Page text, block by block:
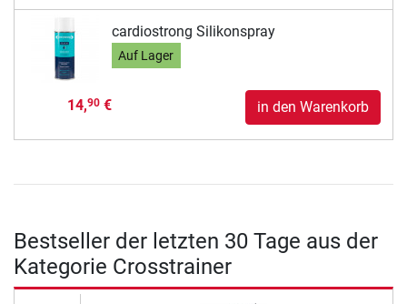
cardiostrong Silikonspray
Auf Lager
14,90€ in den Warenkorb
Bestseller der letzten 30 Tage aus der
Kategorie Crosstrainer